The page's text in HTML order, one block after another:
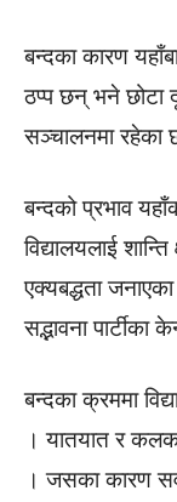
बन्दका कारण
ठप्प छन् भने छोटा
सञ्चालनमा रहेका
बन्दको प्रभाव
विद्यालयलाई
एक्यबद्धता
सद्भावना पार्टीका
बन्दका क्रममा
। यातयात र
। जसका कारण